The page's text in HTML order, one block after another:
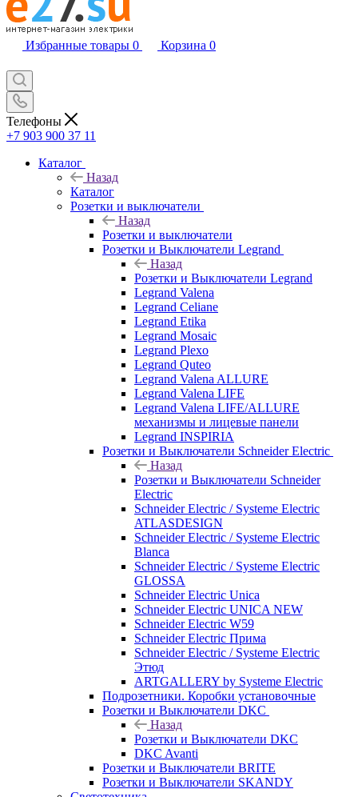
Избранные товары 0 Корзина 0
Телефоны
+7 903 900 37 11
Каталог
Назад
Каталог
Розетки и выключатели
Назад
Розетки и выключатели
Розетки и Выключатели Legrand
Назад
Розетки и Выключатели Legrand
Legrand Valena
Legrand Celiane
Legrand Etika
Legrand Mosaic
Legrand Plexo
Legrand Quteo
Legrand Valena ALLURE
Legrand Valena LIFE
Legrand Valena LIFE/ALLURE
механизмы и лицевые панели
Legrand INSPIRIA
Розетки и Выключатели Schneider Electric
Назад
Розетки и Выключатели Schneider
Electric
Schneider Electric / Systeme Electric
ATLASDESIGN
Schneider Electric / Systeme Electric
Blanca
Schneider Electric / Systeme Electric
GLOSSA
Schneider Electric Unica
Schneider Electric UNICA NEW
Schneider Electric W59
Schneider Electric Прима
Schneider Electric / Systeme Electric
Этюд
ARTGALLERY by Systeme Electric
Подрозетники. Коробки установочные
Розетки и Выключатели DKC
Назад
Розетки и Выключатели DKC
DKC Avanti
Розетки и Выключатели BRITE
Розетки и Выключатели SKANDY